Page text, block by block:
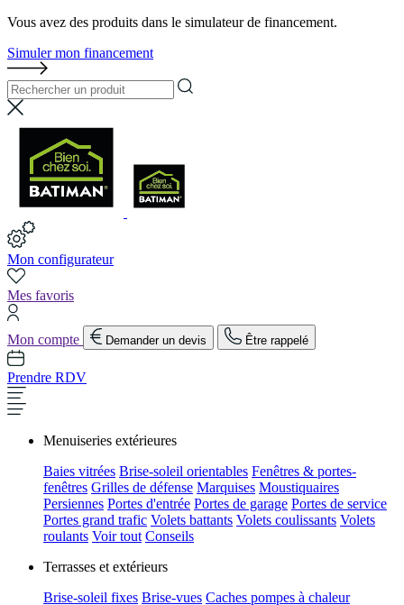
Vous avez des produits dans le simulateur de financement.
Simuler mon financement
Mon configurateur
Mes favoris
Mon compte Demander un devis Être rappelé
Prendre RDV
Menuiseries extérieures
Baies vitrées Brise-soleil orientables Fenêtres & portes-
fenêtres Grilles de défense Marquises Moustiquaires
Persiennes Portes d'entrée Portes de garage Portes de service
Portes grand trafic Volets battants Volets coulissants Volets
roulants Voir tout Conseils
Terrasses et extérieurs
Brise-soleil fixes Brise-vues Caches pompes à chaleur